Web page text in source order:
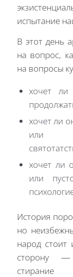
испытание
В этот день
на вопрос,
на вопросы
хочет
хочет ли
или
хочет ли
или
История
но
народ стоит
сторону —